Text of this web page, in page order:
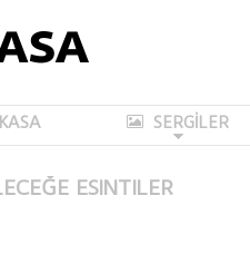
KASA SERGİLER
ESINTILER